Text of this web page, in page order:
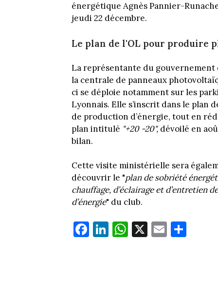
énergétique Agnès Pannier-
jeudi 22 décembre.
Le plan de l'OL pour produire
La représentante du gouvernement
la centrale de panneaux
ci se déploie notamment sur les
Lyonnais. Elle s’inscrit dans le plan
de production d’énergie, tout en
plan intitulé "+20 -20", dévoilé en
bilan.
Cette visite ministérielle sera
découvrir le "plan de sobriété
chauffage, d’éclairage et d’entretien
d’énergie" du club.
Fa
ce
Li
nk
W
ha
X E
m